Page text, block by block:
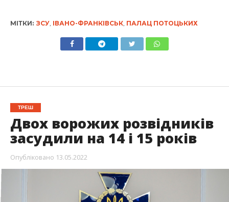
МІТКИ: ЗСУ, ІВАНО-ФРАНКІВСЬК, ПАЛАЦ ПОТОЦЬКИХ
ТРЕШ
Двох ворожих розвідників
засудили на 14 і 15 років
Опубліковано 13.05.2022